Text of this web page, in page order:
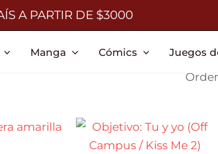
A PARTIR DE $3000
Manga Cómics Juegos